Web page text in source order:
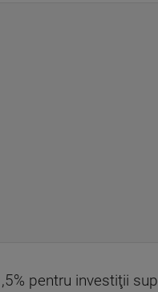
pentru investiţii